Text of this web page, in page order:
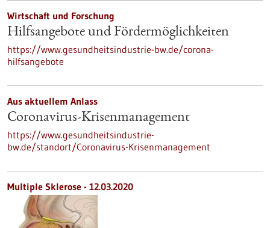
Wirtschaft und Forschung
Hilfsangebote und Fördermöglichkeiten
https://www.gesundheitsindustrie-bw.de/corona-
hilfsangebote
Aus aktuellem Anlass
Coronavirus-Krisenmanagement
https://www.gesundheitsindustrie-
bw.de/standort/Coronavirus-Krisenmanagement
Multiple Sklerose - 12.03.2020